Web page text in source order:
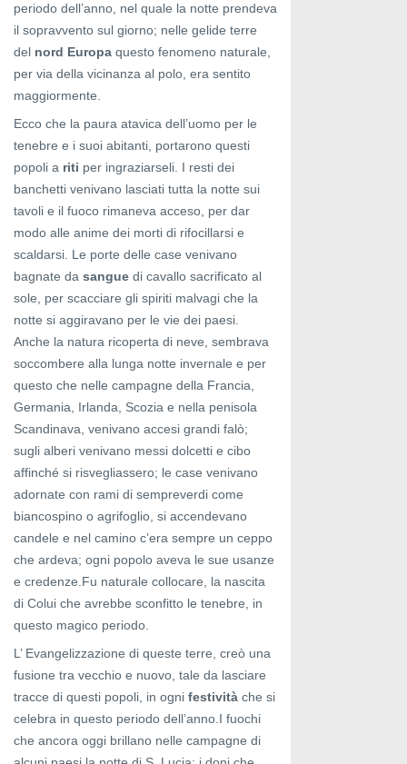
periodo dell’anno, nel quale la notte prendeva
il sopravvento sul giorno; nelle gelide terre
del nord Europa questo fenomeno naturale,
per via della vicinanza al polo, era sentito
maggiormente.
Ecco che la paura atavica dell’uomo per le
tenebre e i suoi abitanti, portarono questi
popoli a riti per ingraziarseli. I resti dei
banchetti venivano lasciati tutta la notte sui
tavoli e il fuoco rimaneva acceso, per dar
modo alle anime dei morti di rifocillarsi e
scaldarsi. Le porte delle case venivano
bagnate da sangue di cavallo sacrificato al
sole, per scacciare gli spiriti malvagi che la
notte si aggiravano per le vie dei paesi.
Anche la natura ricoperta di neve, sembrava
soccombere alla lunga notte invernale e per
questo che nelle campagne della Francia,
Germania, Irlanda, Scozia e nella penisola
Scandinava, venivano accesi grandi falò;
sugli alberi venivano messi dolcetti e cibo
affinché si risvegliassero; le case venivano
adornate con rami di sempreverdi come
biancospino o agrifoglio, si accendevano
candele e nel camino c’era sempre un ceppo
che ardeva; ogni popolo aveva le sue usanze
e credenze.Fu naturale collocare, la nascita
di Colui che avrebbe sconfitto le tenebre, in
questo magico periodo.
L’ Evangelizzazione di queste terre, creò una
fusione tra vecchio e nuovo, tale da lasciare
tracce di questi popoli, in ogni festività che si
celebra in questo periodo dell’anno.I fuochi
che ancora oggi brillano nelle campagne di